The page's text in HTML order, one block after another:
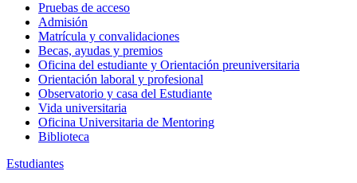
Pruebas de acceso
Admisión
Matrícula y convalidaciones
Becas, ayudas y premios
Oficina del estudiante y Orientación preuniversitaria
Orientación laboral y profesional
Observatorio y casa del Estudiante
Vida universitaria
Oficina Universitaria de Mentoring
Biblioteca
Estudiantes